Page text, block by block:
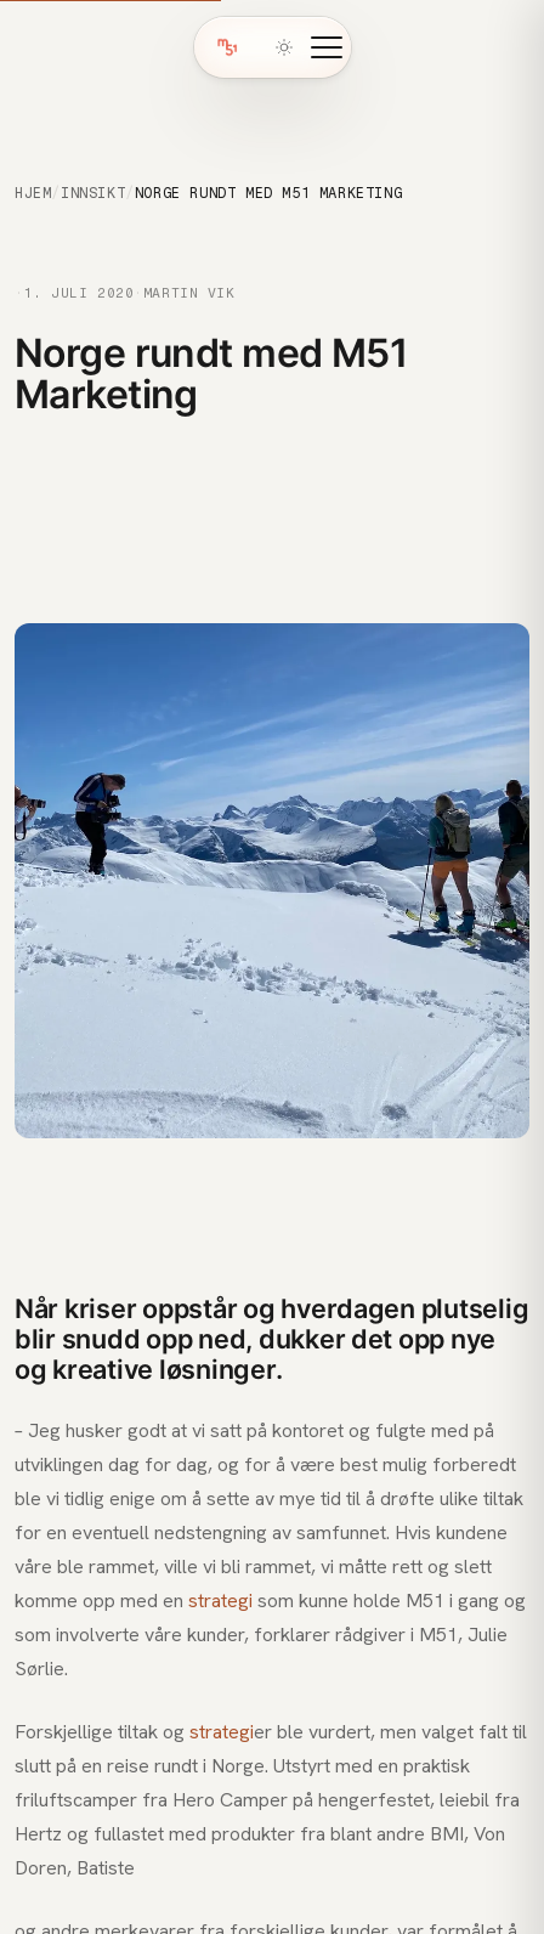
HJEM / INNSIKT/ NORGE RUNDT MED M51 MARKETING
· 1. JULI 2020 · MARTIN VIK
Norge rundt med M51
Marketing
Når kriser oppstår og hverdagen plutselig
blir snudd opp ned, dukker det opp nye
og kreative løsninger.
– Jeg husker godt at vi satt på kontoret og fulgte med på
utviklingen dag for dag, og for å være best mulig forberedt
ble vi tidlig enige om å sette av mye tid til å drøfte ulike tiltak
for en eventuell nedstengning av samfunnet. Hvis kundene
våre ble rammet, ville vi bli rammet, vi måtte rett og slett
komme opp med en strategi som kunne holde M51 i gang og
som involverte våre kunder, forklarer rådgiver i M51, Julie
Sørlie.
Forskjellige tiltak og strategier ble vurdert, men valget falt til
slutt på en reise rundt i Norge. Utstyrt med en praktisk
friluftscamper fra Hero Camper på hengerfestet, leiebil fra
Hertz og fullastet med produkter fra blant andre BMI, Von
Doren, Batiste